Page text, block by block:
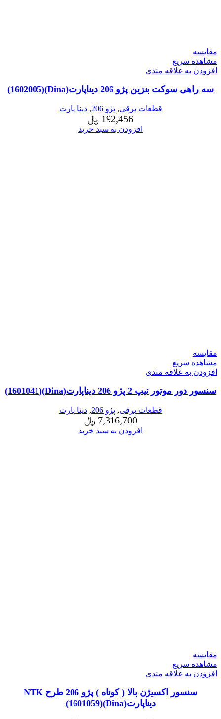
مقایسه
مشاهده سریع
افزودن به علاقه مندی
سه راهی سوکت بنزین پژو 206 دیناپارت(Dina)(1602005)
قطعات برقی, پژو 206 ,دینا پارت
192,456 ﷼
افزودن به سبد خرید
مقایسه
مشاهده سریع
افزودن به علاقه مندی
سنسور دور موتور تیپ 2 پژو 206 دیناپارت(Dina)(1601041)
قطعات برقی, پژو 206 ,دینا پارت
7,316,700 ﷼
افزودن به سبد خرید
مقایسه
مشاهده سریع
افزودن به علاقه مندی
سنسور اکسیژن بالا ( کوتاه ) پژو 206 طرح NTK
دیناپارت(Dina)(1601059)